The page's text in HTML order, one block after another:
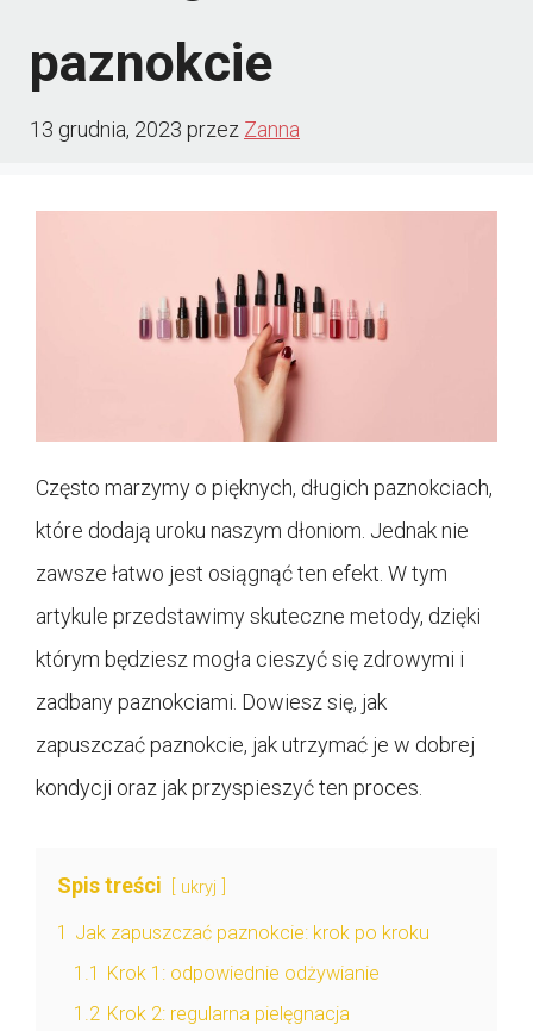
paznokcie
13 grudnia, 2023 przez Zanna
Często marzymy o pięknych, długich paznokciach,
które dodają uroku naszym dłoniom. Jednak nie
zawsze łatwo jest osiągnąć ten efekt. W tym
artykule przedstawimy skuteczne metody, dzięki
którym będziesz mogła cieszyć się zdrowymi i
zadbany paznokciami. Dowiesz się, jak
zapuszczać paznokcie, jak utrzymać je w dobrej
kondycji oraz jak przyspieszyć ten proces.
Spis treści ukryj
1 Jak zapuszczać paznokcie: krok po kroku
1.1
Krok 1: odpowiednie odżywianie
1.2 Krok 2: regularna pielęgnacja